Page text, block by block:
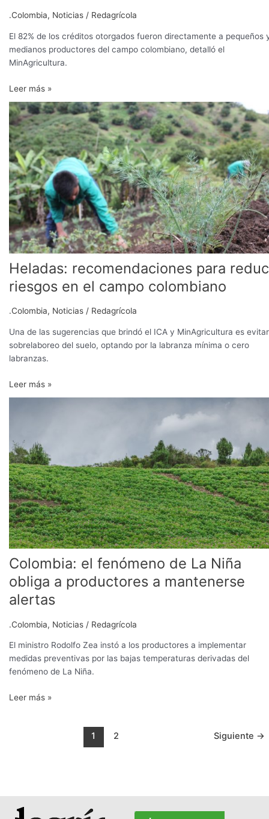
.Colombia, Noticias / Redagrícola
El 82% de los créditos otorgados fueron directamente a pequeños
medianos productores del campo colombiano, detalló el
MinAgricultura.
Leer más »
Heladas: recomendaciones para
riesgos en el campo colombiano
.Colombia, Noticias / Redagrícola
Una de las sugerencias que brindó el ICA y MinAgricultura es
sobrelaboreo del suelo, optando por la labranza mínima o cero
labranzas.
Heladas:
recomendaciones
para
reducir
riesgos
en
el
campo
colombiano
Leer más »
Colombia: el fenómeno de La Niña
obliga a productores a mantenerse
alertas
.Colombia, Noticias / Redagrícola
El ministro Rodolfo Zea instó a los productores a implementar
medidas preventivas por las bajas temperaturas derivadas del
fenómeno de La Niña.
de
La
Niña
obliga
a
productores
a
mantenerse
alertas
Leer más »
1 2 Siguiente →